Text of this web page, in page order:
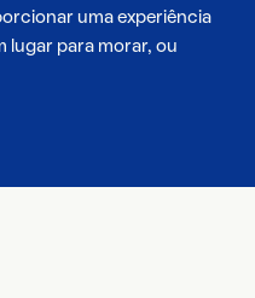
uma experiência
lugar para morar, ou